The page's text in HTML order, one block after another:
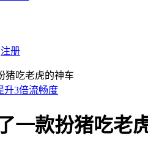
注册
升3倍流畅度
一款扮猪吃老